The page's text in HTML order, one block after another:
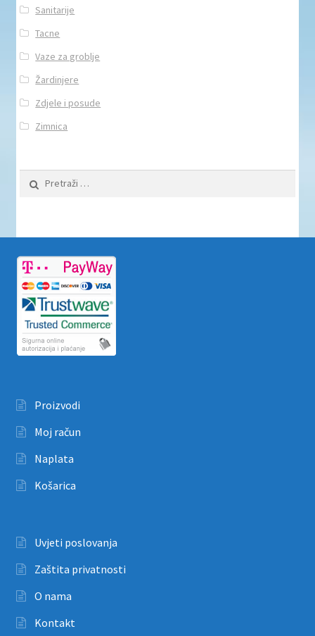
Sanitarije
Tacne
Vaze za groblje
Žardinjere
Zdjele i posude
Zimnica
Pretraži:
Proizvodi
Moj račun
Naplata
Košarica
Uvjeti poslovanja
Zaštita privatnosti
O nama
Kontakt